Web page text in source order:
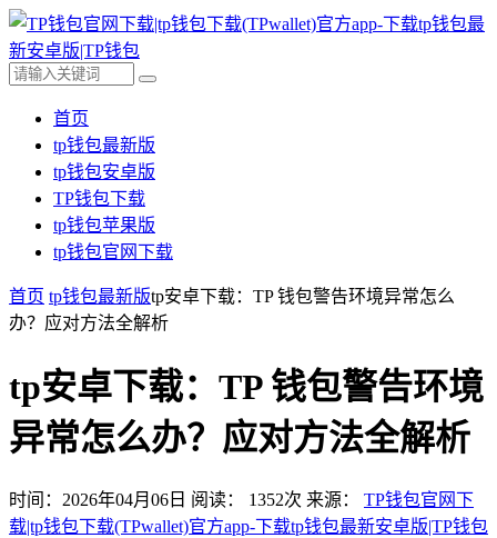
首页
tp钱包最新版
tp钱包安卓版
TP钱包下载
tp钱包苹果版
tp钱包官网下载
首页 tp钱包最新版tp安卓下载：TP 钱包警告环境异常怎么
办？应对方法全解析
tp安卓下载：TP 钱包警告环境
异常怎么办？应对方法全解析
时间：2026年04月06日 阅读： 1352次 来源： TP钱包官网下
载|tp钱包下载(TPwallet)官方app-下载tp钱包最新安卓版|TP钱包